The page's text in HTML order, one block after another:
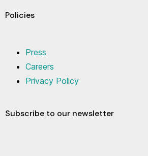
Policies
Press
Careers
Privacy Policy
Subscribe to our newsletter